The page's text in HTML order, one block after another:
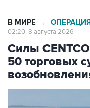
В МИРЕ →
02:20, 8 августа 2026
Силы
50 торговых